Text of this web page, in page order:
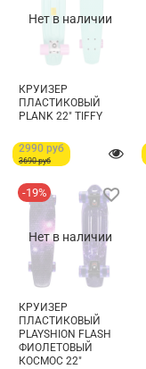
Нет в наличии
КРУИЗЕР
ПЛАСТИКОВЫЙ
PLANK 22" TIFFY
2990 руб
3690 руб
Нет в наличии
-19%
КРУИЗЕР
ПЛАСТИКОВЫЙ
PLAYSHION FLASH
ФИОЛЕТОВЫЙ
КОСМОС 22"